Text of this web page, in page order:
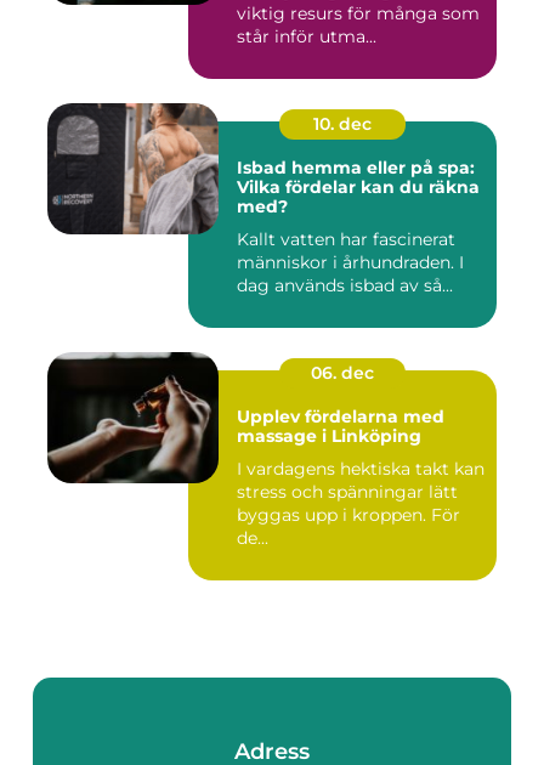
viktig resurs för många som
står inför utma...
10. dec
Isbad hemma eller på spa:
Vilka fördelar kan du räkna
med?
Kallt vatten har fascinerat
människor i århundraden. I
dag används isbad av så...
06. dec
Upplev fördelarna med
massage i Linköping
I vardagens hektiska takt kan
stress och spänningar lätt
byggas upp i kroppen. För
de...
Adress